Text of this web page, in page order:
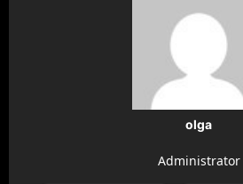
olga
Administrator